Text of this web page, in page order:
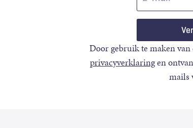
Door gebruik te maken
privacyverklaringen
mails